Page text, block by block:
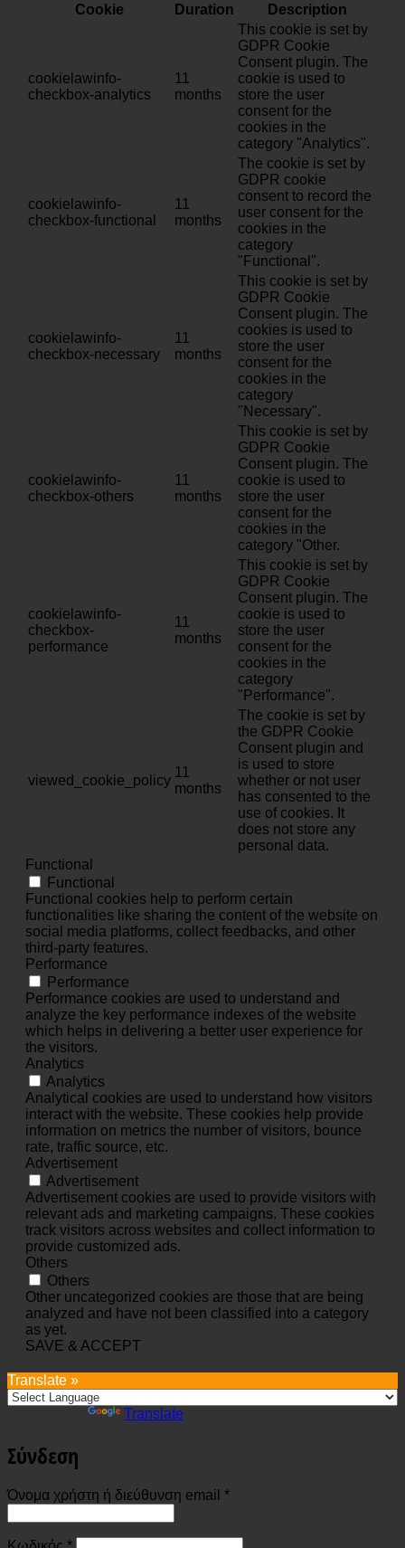
Cookie
Duration Description
cookielawinfo-
checkbox-analytics
11
months
This cookie is set by
GDPR Cookie
Consent plugin. The
cookie is used to
store the user
consent for the
cookies in the
category "Analytics".
cookielawinfo-
checkbox-functional
11
months
The cookie is set by
GDPR cookie
consent to record the
user consent for the
cookies in the
category
"Functional".
cookielawinfo-
checkbox-necessary
11
months
This cookie is set by
GDPR Cookie
Consent plugin. The
cookies is used to
store the user
consent for the
cookies in the
category
"Necessary".
cookielawinfo-
checkbox-others
11
months
This cookie is set by
GDPR Cookie
Consent plugin. The
cookie is used to
store the user
consent for the
cookies in the
category "Other.
cookielawinfo-
checkbox-
performance
11
months
This cookie is set by
GDPR Cookie
Consent plugin. The
cookie is used to
store the user
consent for the
cookies in the
category
"Performance".
viewed_cookie_policy
11
months
The cookie is set by
the GDPR Cookie
Consent plugin and
is used to store
whether or not user
has consented to the
use of cookies. It
does not store any
personal data.
Functional
Functional
Functional cookies help to perform certain
functionalities like sharing the content of the website on
social media platforms, collect feedbacks, and other
third-party features.
Performance
Performance
Performance cookies are used to understand and
analyze the key performance indexes of the website
which helps in delivering a better user experience for
the visitors.
Analytics
Analytics
Analytical cookies are used to understand how visitors
interact with the website. These cookies help provide
information on metrics the number of visitors, bounce
rate, traffic source, etc.
Advertisement
Advertisement
Advertisement cookies are used to provide visitors with
relevant ads and marketing campaigns. These cookies
track visitors across websites and collect information to
provide customized ads.
Others
Others
Other uncategorized cookies are those that are being
analyzed and have not been classified into a category
as yet.
SAVE & ACCEPT
Translate »
Translate
Σύνδεση
Όνομα χρήστη ή διεύθυνση email *Απαιτείται
Απαιτείται